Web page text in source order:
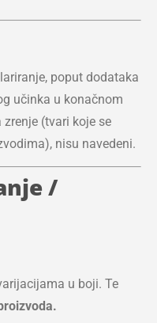
poput dodataka
učinka u konačnom
(tvari koje se
nisu navedeni.
/
u boji. Te